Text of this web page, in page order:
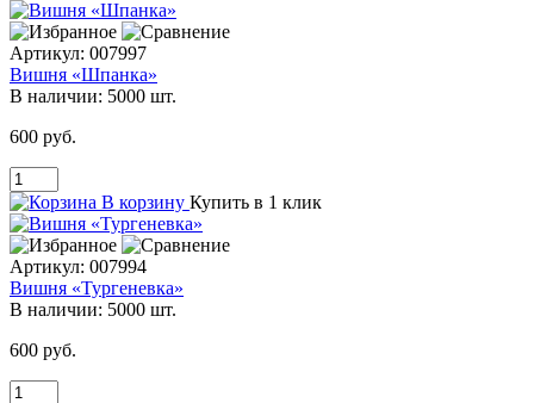
Артикул: 007997
Вишня «Шпанка»
В наличии: 5000 шт.
600 руб.
В корзину Купить в 1 клик
Артикул: 007994
Вишня «Тургеневка»
В наличии: 5000 шт.
600 руб.